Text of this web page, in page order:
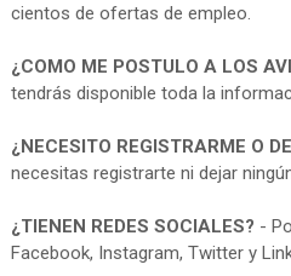
cientos de ofertas de empleo.
¿COMO ME POSTULO A LOS
tendrás disponible toda la
¿NECESITO REGISTRARME O
necesitas registrarte ni dejar
¿TIENEN REDES SOCIALES? -
Facebook, Instagram, Twitter y